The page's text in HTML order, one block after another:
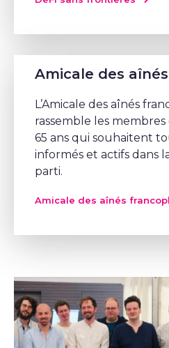
Amicale des
L’Amicale des aînés
rassemble les
65 ans qui souhaitent
informés et actifs dans
parti.
Amicale des aînés